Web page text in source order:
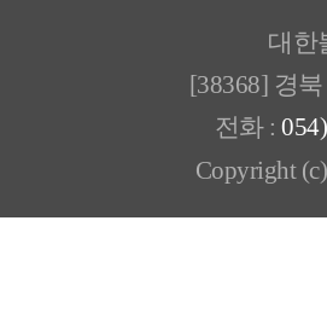
대한
[38368] 경
전화 :
Copyright